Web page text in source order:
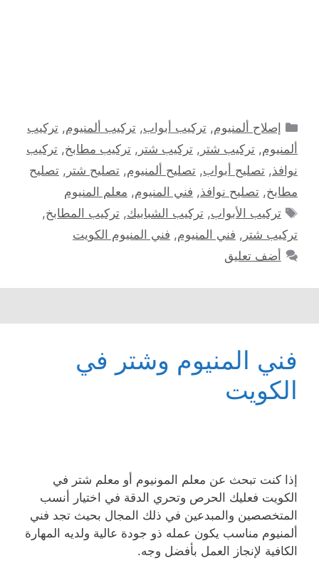
التصنيفات
إصلاح ألمنيوم,تركيب أبواب,تركيب ألمنيوم,تركيب
ألمنيوم, تركيب شتر , تركيب شتر , تركيب مطابخ, تركيب
نوافذ, تصليح أبواب, تصليح ألمنيوم, تصليح شتر , تصليح
مطابخ, تصليح نوافذ, فني المنيوم, معلم المنيوم
الوسوم
تركيب الأبواب,تركيب الشبابيك,تركيب المطابخ,
تركيب شتر , فني المنيوم, فني المنيوم الكويت
أضف تعليق
فني المنيوم وشتر في
الكويت
إذا كنت تبحث عن معلم المونيوم أو معلم شتر في
الكويت فعليك الحرص وتحري الدقة في اختيار أنسب
المتخصصين والمبدعين في ذلك المجال بحيث تجد فني
ألمنيوم مناسب يكون عمله ذو جودة عالية ولديه المهارة
الكافية لإنجاز العمل بأفضل وجه.